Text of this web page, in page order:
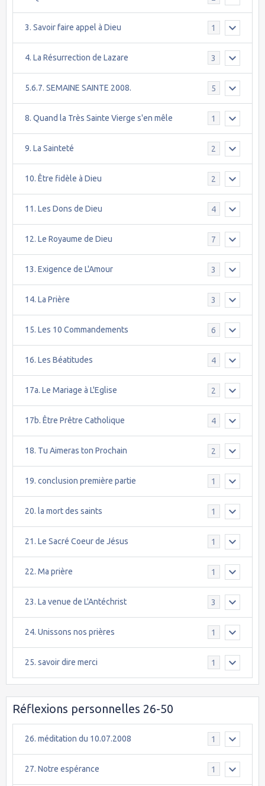
3. Savoir faire appel à Dieu 1
4. La Résurrection de Lazare 3
5.6.7. SEMAINE SAINTE 2008. 5
8. Quand la Très Sainte Vierge s'en mêle 1
9. La Sainteté 2
10. Être fidèle à Dieu 2
11. Les Dons de Dieu 4
12. Le Royaume de Dieu 7
13. Exigence de L'Amour 3
14. La Prière 3
15. Les 10 Commandements 6
16. Les Béatitudes 4
17a. Le Mariage à L'Eglise 2
17b. Être Prêtre Catholique 4
18. Tu Aimeras ton Prochain 2
19. conclusion première partie 1
20. la mort des saints 1
21. Le Sacré Coeur de Jésus 1
22. Ma prière 1
23. La venue de L'Antéchrist 3
24. Unissons nos prières 1
25. savoir dire merci 1
Réflexions personnelles 26-50
26. méditation du 10.07.2008 1
27. Notre espérance 1